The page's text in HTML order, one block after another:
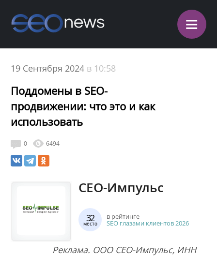
≡
19 Сентября 2024 в 10:58
Поддомены в SEO-
продвижении: что это и как
использовать
0 6494
СЕО-Импульс
32
место
в рейтинге
SEO глазами клиентов 2026
Реклама. ООО СЕО-Импульс, ИНН